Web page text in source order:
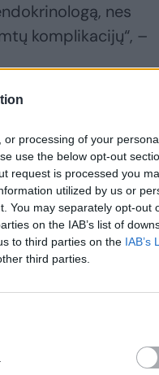
processing of your
use the below opt-out
request is processed you
utilized by us or
You may separately opt-out
on the IAB’s list of
to third parties on the IAB’s
third parties.
nes
komplikacijų“, –
sniegą ir